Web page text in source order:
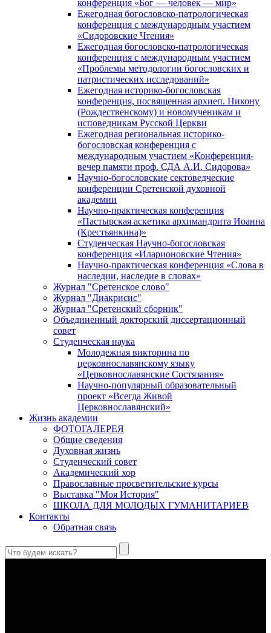
конференция «Бог — человек — мир»
Ежегодная богословско-патрологическая
конференция с международным участием
«Сидоровские Чтения»
Ежегодная богословско-патрологическая
конференция с международным участием
«Проблемы методологии богословских и
патристических исследований»
Ежегодная историко-богословская
конференция, посвященная архиеп. Никону
(Рождественскому) и новомученикам и
исповедникам Русской Церкви
Ежегодная региональная историко-
богословская конференция с
международным участием «Конференция-
вечер памяти проф. СДА А.И. Сидорова»
Научно-богословские сектоведческие
конференции Сретенской духовной
академии
Научно-практическая конференция
«Пастырская аскетика архимандрита Иоанна
(Крестьянкина)»
Студенческая Научно-богословская
конференция «Иларионовские Чтения»
Научно-практическая конференция «Cлова в
наследии, наследие в словах»
Журнал "Сретенское слово"
Журнал "Диакрисис"
Журнал "Сретенский сборник"
Объединенный докторский диссертационный
совет
Студенческая наука
Молодежная викторина по
церковнославянскому языку
«Церковнославянские Состязания»
Научно-популярный образовательный
проект «Всегда Живой
Церковнославянский»
Жизнь академии
ФОТОГАЛЕРЕЯ
Общие сведения
Духовная жизнь
Студенческий совет
Академический хор
Православные просветительские курсы
Выставка "Моя История"
ШКОЛА ДЛЯ МОЛОДЫХ ГУМАНИТАРИЕВ
Контакты
Обратная связь